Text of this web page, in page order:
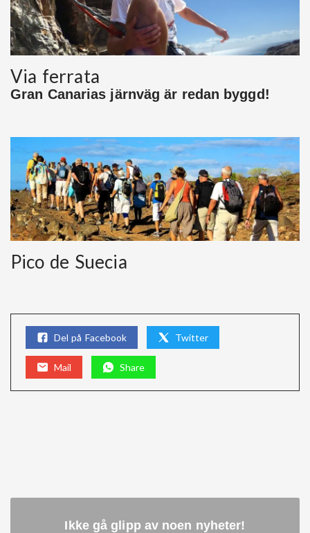
Via ferrata
Gran Canarias järnväg är redan byggd!
Pico de Suecia
Del på Facebook Twitter
Mail Share
Ikke gå glipp av noen nyheter!